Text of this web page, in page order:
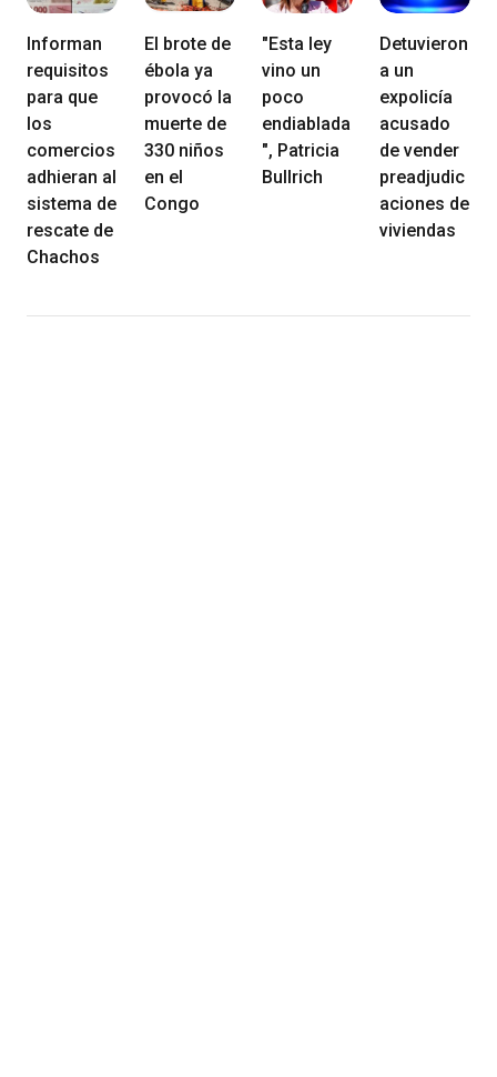
Informan
requisitos
para que
los
comercios
adhieran al
sistema de
rescate de
Chachos
El brote de
ébola ya
provocó la
muerte de
330 niños
en el
Congo
"Esta ley
vino un
poco
endiablada
", Patricia
Bullrich
Detuvieron
a un
expolicía
acusado
de vender
preadjudic
aciones de
viviendas